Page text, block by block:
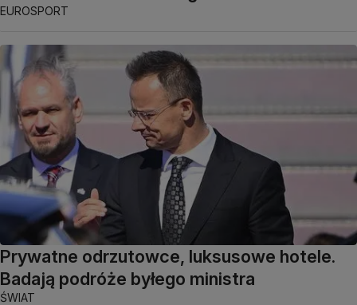
EUROSPORT
Prywatne odrzutowce, luksusowe hotele.
Badają podróże byłego ministra
ŚWIAT